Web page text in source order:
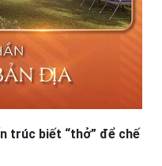
trúc biết “thở” để chế